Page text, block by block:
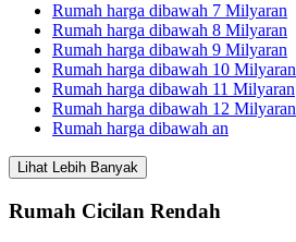
Rumah harga dibawah 7 Milyaran
Rumah harga dibawah 8 Milyaran
Rumah harga dibawah 9 Milyaran
Rumah harga dibawah 10 Milyaran
Rumah harga dibawah 11 Milyaran
Rumah harga dibawah 12 Milyaran
Rumah harga dibawah an
Lihat Lebih Banyak
Rumah Cicilan Rendah